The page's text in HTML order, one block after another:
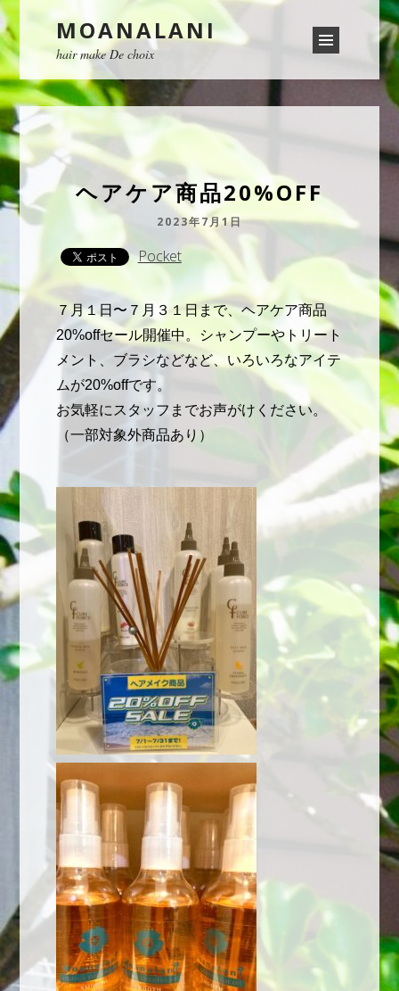
MOANALANI
hair make De choix
ヘアケア商品20%OFF
2023年7月1日
Pocket
７月１日〜７月３１日まで、ヘアケア商品
20%offセール開催中。シャンプーやトリート
メント、ブラシなどなど、いろいろなアイテ
ムが20%offです。
お気軽にスタッフまでお声がけください。
（一部対象外商品あり）